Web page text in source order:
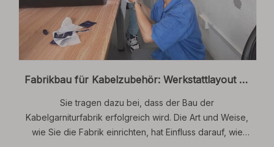
Fabrikbau für Kabelzubehör: Werkstattlayout für MV- und HV-Produkte
Sie tragen dazu bei, dass der Bau der
Kabelgarniturfabrik erfolgreich wird. Die Art und Weise,
wie Sie die Fabrik einrichten, hat Einfluss darauf, wie